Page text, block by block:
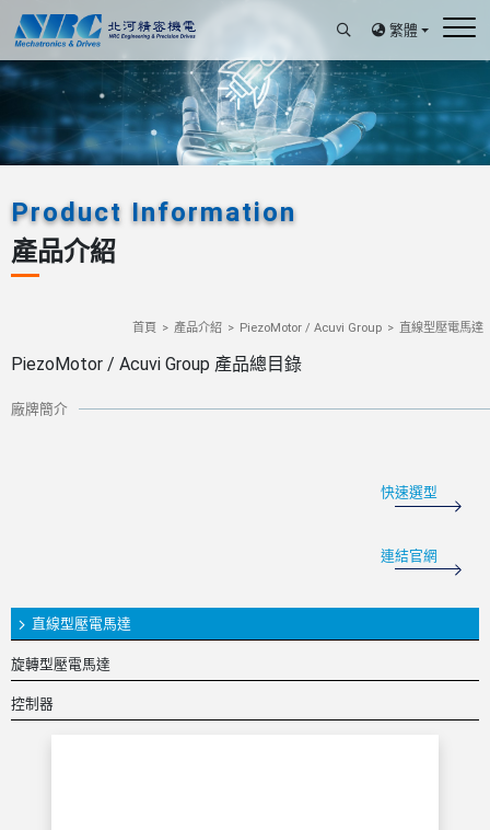
繁體
Product Information
產品介紹
首頁 產品介紹 PiezoMotor / Acuvi Group 直線型壓電馬達
PiezoMotor / Acuvi Group 產品總目錄
廠牌簡介
快速選型
連結官網
直線型壓電馬達
旋轉型壓電馬達
控制器